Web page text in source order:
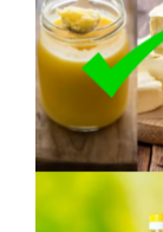
Blog
Contacto